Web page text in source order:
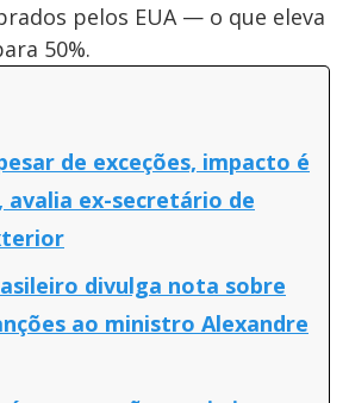
pelos EUA — o que eleva
50%.
de exceções, impacto é
avalia ex-secretário de
divulga nota sobre
ao ministro Alexandre